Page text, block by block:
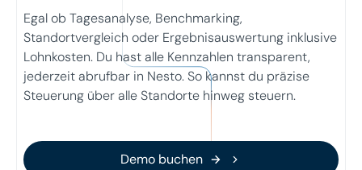
Egal ob Tagesanalyse, Benchmarking,
Standortvergleich oder Ergebnisauswertung inklusive
Lohnkosten. Du hast alle Kennzahlen transparent,
jederzeit abrufbar in Nesto. So kannst du präzise
Steuerung über alle Standorte hinweg steuern.
Demo buchen
Demo buchen